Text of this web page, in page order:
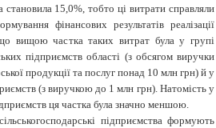
становила 15,0%, тобто ці витрати справляли
фінансових результатів реалізації
вищою частка таких витрат була у групі
підприємств області (з обсягом виручки
продукції та послуг понад 10 млн грн) й у
(з виручкою до 1 млн грн). Натомість у
ця частка була значно меншою.
підприємства формують